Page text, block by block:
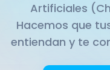
Artificiales
Hacemos que
entiendan y te